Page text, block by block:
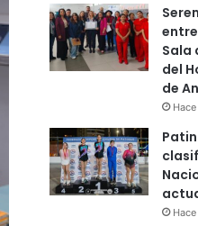
Sala
del
de